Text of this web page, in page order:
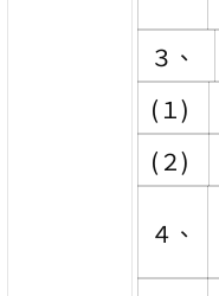
３、
(１)
(２)
４、